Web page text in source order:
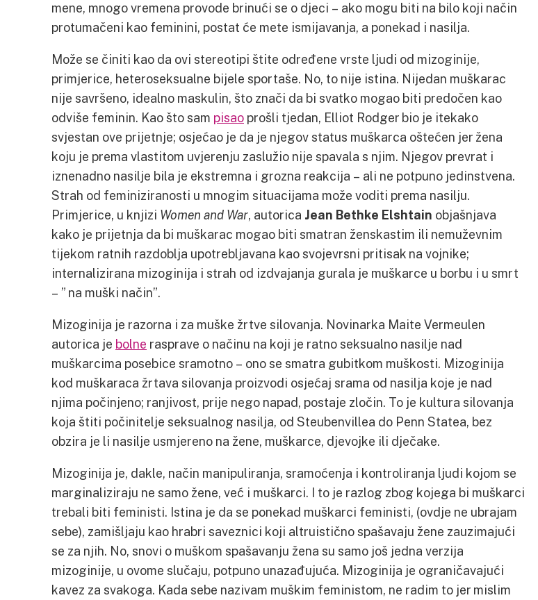
mene, mnogo vremena provode brinući se o djeci – ako mogu biti na bilo koji način
protumačeni kao feminini, postat će mete ismijavanja, a ponekad i nasilja.
Može se činiti kao da ovi stereotipi štite određene vrste ljudi od mizoginije,
primjerice, heteroseksualne bijele sportaše. No, to nije istina. Nijedan muškarac
nije savršeno, idealno maskulin, što znači da bi svatko mogao biti predočen kao
odviše feminin. Kao što sam pisao prošli tjedan, Elliot Rodger bio je itekako
svjestan ove prijetnje; osjećao je da je njegov status muškarca oštećen jer žena
koju je prema vlastitom uvjerenju zaslužio nije spavala s njim. Njegov prevrat i
iznenadno nasilje bila je ekstremna i grozna reakcija – ali ne potpuno jedinstvena.
Strah od feminiziranosti u mnogim situacijama može voditi prema nasilju.
Primjerice, u knjizi Women and War, autorica Jean Bethke Elshtain objašnjava
kako je prijetnja da bi muškarac mogao biti smatran ženskastim ili nemuževnim
tijekom ratnih razdoblja upotrebljavana kao svojevrsni pritisak na vojnike;
internalizirana mizoginija i strah od izdvajanja gurala je muškarce u borbu i u smrt
– ” na muški način”.
Mizoginija je razorna i za muške žrtve silovanja. Novinarka Maite Vermeulen
autorica je bolne rasprave o načinu na koji je ratno seksualno nasilje nad
muškarcima posebice sramotno – ono se smatra gubitkom muškosti. Mizoginija
kod muškaraca žrtava silovanja proizvodi osjećaj srama od nasilja koje je nad
njima počinjeno; ranjivost, prije nego napad, postaje zločin. To je kultura silovanja
koja štiti počinitelje seksualnog nasilja, od Steubenvillea do Penn Statea, bez
obzira je li nasilje usmjereno na žene, muškarce, djevojke ili dječake.
Mizoginija je, dakle, način manipuliranja, sramoćenja i kontroliranja ljudi kojom se
marginaliziraju ne samo žene, već i muškarci. I to je razlog zbog kojega bi muškarci
trebali biti feministi. Istina je da se ponekad muškarci feministi, (ovdje ne ubrajam
sebe), zamišljaju kao hrabri saveznici koji altruistično spašavaju žene zauzimajući
se za njih. No, snovi o muškom spašavanju žena su samo još jedna verzija
mizoginije, u ovome slučaju, potpuno unazađujuća. Mizoginija je ograničavajući
kavez za svakoga. Kada sebe nazivam muškim feministom, ne radim to jer mislim